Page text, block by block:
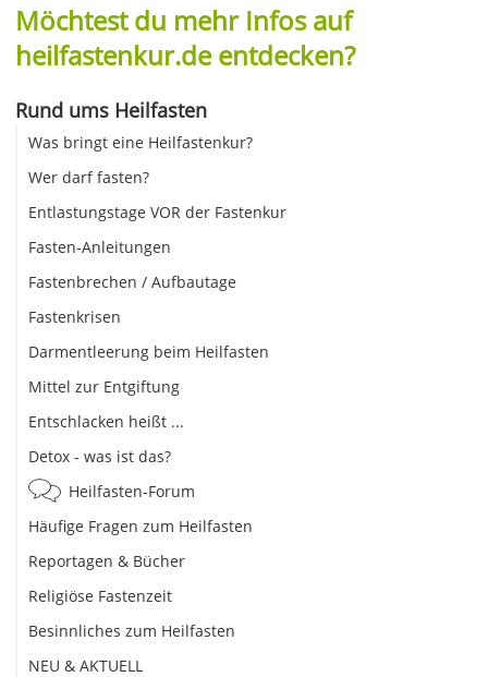
Möchtest du mehr Infos auf
heilfastenkur.de entdecken?
Rund ums Heilfasten
Was bringt eine Heilfastenkur?
Wer darf fasten?
Entlastungstage VOR der Fastenkur
Fasten-Anleitungen
Fastenbrechen / Aufbautage
Fastenkrisen
Darmentleerung beim Heilfasten
Mittel zur Entgiftung
Entschlacken heißt ...
Detox - was ist das?
Heilfasten-Forum
Häufige Fragen zum Heilfasten
Reportagen & Bücher
Religiöse Fastenzeit
Besinnliches zum Heilfasten
NEU & AKTUELL